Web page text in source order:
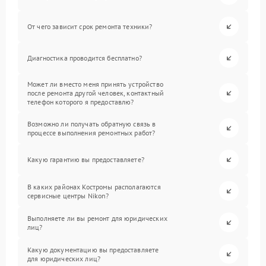
От чего зависит срок ремонта техники?
Диагностика проводится бесплатно?
Может ли вместо меня принять устройство
после ремонта другой человек, контактный
телефон которого я предоставлю?
Возможно ли получать обратную связь в
процессе выполнения ремонтных работ?
Какую гарантию вы предоставляете?
В каких районах Костромы располагаются
сервисные центры Nikon?
Выполняете ли вы ремонт для юридических
лиц?
Какую документацию вы предоставляете
для юридических лиц?